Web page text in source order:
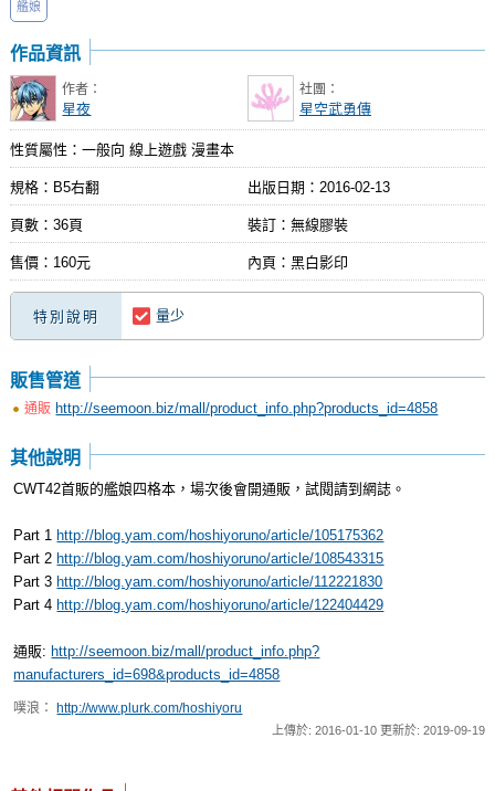
艦娘
作品資訊
作者：
星夜
社團：
星空武勇傳
性質屬性：一般向 線上遊戲 漫畫本
規格：B5右翻 出版日期： 2016-02-13
頁數：36頁 裝訂：無線膠裝
售價：160元 內頁：黑白影印
特別說明 量少
販售管道
通販 http://seemoon.biz/mall/product_info.php?products_id=4858
其他說明
CWT42首販的艦娘四格本，場次後會開通販，試閱請到網誌。
Part 1 http://blog.yam.com/hoshiyoruno/article/105175362
Part 2 http://blog.yam.com/hoshiyoruno/article/108543315
Part 3 http://blog.yam.com/hoshiyoruno/article/112221830
Part 4 http://blog.yam.com/hoshiyoruno/article/122404429
通販: http://seemoon.biz/mall/product_info.php?
manufacturers_id=698&products_id=4858
噗浪： http://www.plurk.com/hoshiyoru
上傳於: 2016-01-10 更新於: 2019-09-19